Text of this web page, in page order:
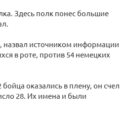
Здесь полк понес большие
источником информации
в роте, против 54 немецких
оказались в плену, он счел
28. Их имена и были